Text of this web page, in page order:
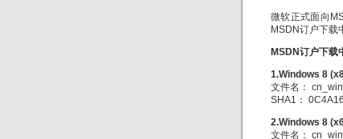
微软正式面向
MSDN订户下载
MSDN订户下载
1.Windows 8
文件名：
SHA1：
2.Windows 8
文件名：